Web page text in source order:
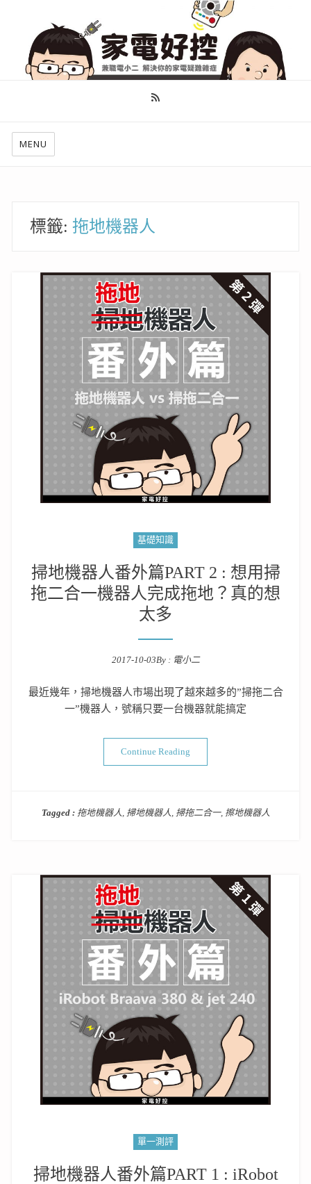
幫你做好功課，看了就知怎麼找出適合自己的家電
MENU
標籤: 拖地機器人
基礎知識
掃地機器人番外篇PART 2 : 想用掃
拖二合一機器人完成拖地？真的想
太多
2017-10-03By : 電小二
最近幾年，掃地機器人市場出現了越來越多的”掃拖二合
一”機器人，號稱只要一台機器就能搞定
Continue Reading
Tagged : 拖地機器人 掃地機器人 掃拖二合一, 擦地機器人
單一測評
掃地機器人番外篇PART 1 : iRobot